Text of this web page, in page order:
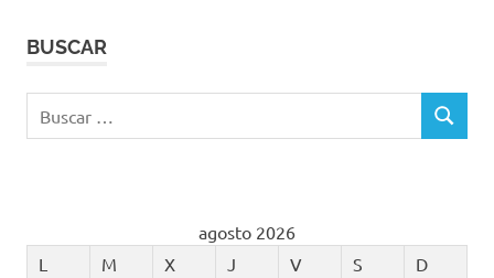
BUSCAR
BUSCAR
agosto 2026
L
M X J V S
D